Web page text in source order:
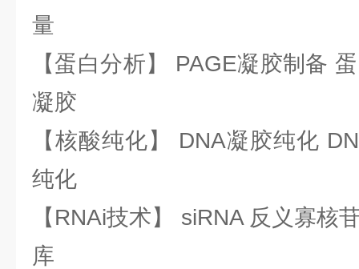
量
【蛋白分析】 PAGE凝胶制备
凝胶
【核酸纯化】 DNA凝胶纯化
纯化
【RNAi技术】 siRNA 反义寡核
库